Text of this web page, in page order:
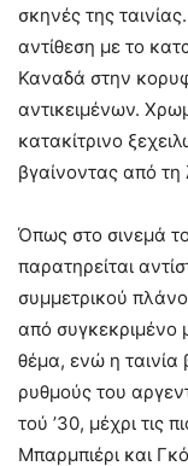
σκηνές της
αντίθεση με το
Καναδά στην
αντικειμένων.
κατακίτρινο
βγαίνοντας από
Όπως στο σινεμά
παρατηρείται
συμμετρικού
από συγκεκριμένο
θέμα, ενώ η ταινία
ρυθμούς του
τού ’30, μέχρι τις
Μπαρμπιέρι και